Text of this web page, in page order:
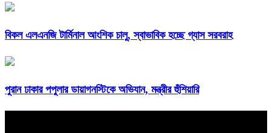
বিকল এলএনজি টার্মিনাল আংশিক চালু, স্বাভাবিক হচ্ছে গ্যাস সরবরাহ
পুরান ঢাকার পপুলার ডায়াগনস্টিকে অভিযান, মন্ত্রীর হুঁশিয়ারি